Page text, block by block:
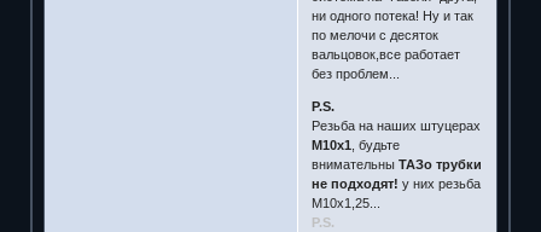
ни одного потека! Ну и так
по мелочи с десяток
вальцовок,все работает
без проблем...
P.S.
Резьба на наших штуцерах
М10х1 , будьте
внимательныТАЗо трубки
не подходят! у них резьба
М10х1,25...
P.S.